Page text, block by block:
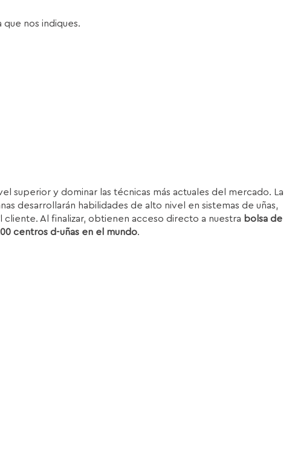
nos indiques.
superior y dominar las técnicas más actuales del mercado. La
desarrollarán habilidades de alto nivel en sistemas de uñas,
Al finalizar, obtienen acceso directo a nuestra bolsa de
centros d-uñas en el mundo.